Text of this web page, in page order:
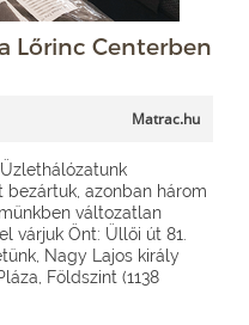
Lőrinc Centerben
Matrac.hu
azonban három
változatlan
várjuk Önt: Üllői út 81.
Nagy Lajos király
Földszint (1138